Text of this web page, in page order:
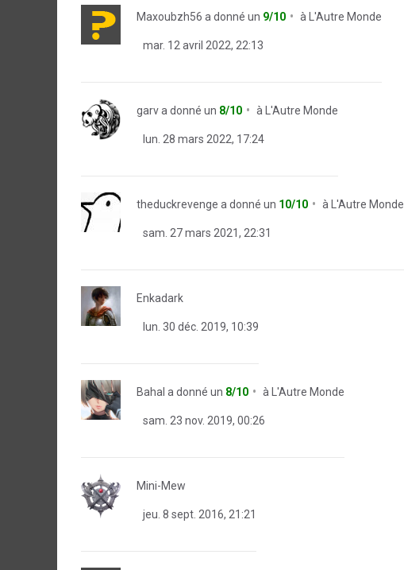
Maxoubzh56 a donné un 9/10 à L'Autre Monde
mar. 12 avril 2022, 22:13
garva donné un 8/10 à L'Autre Monde
lun. 28 mars 2022, 17:24
theduckrevenge a donné un 10/10 à L'Autre Monde
sam. 27 mars 2021, 22:31
Enkadark
lun. 30 déc. 2019, 10:39
Bahal a donné un 8/10 à L'Autre Monde
sam. 23 nov. 2019, 00:26
Mini-Mew
jeu. 8 sept. 2016, 21:21